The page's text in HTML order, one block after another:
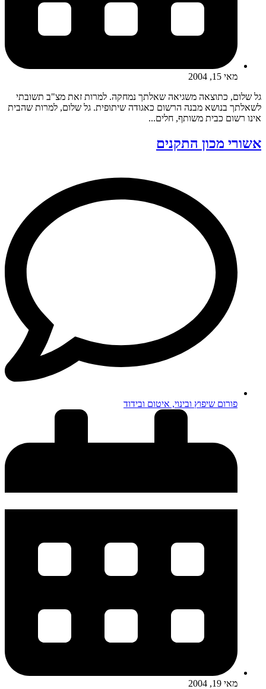
מאי 15, 2004
גל שלום, כתוצאה משגיאה שאלתך נמחקה. למרות זאת מצ"ב תשובתי
לשאלתך בנושא מבנה הרשום כאגודה שיתופית. גל שלום, למרות שהבית
אינו רשום כבית משותף, חלים...
אשורי מכון התקנים
פורום שיפוץ ובינוי, איטום ובידוד
מאי 19, 2004